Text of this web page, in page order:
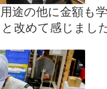
途の他に金額も
改めて感じまし